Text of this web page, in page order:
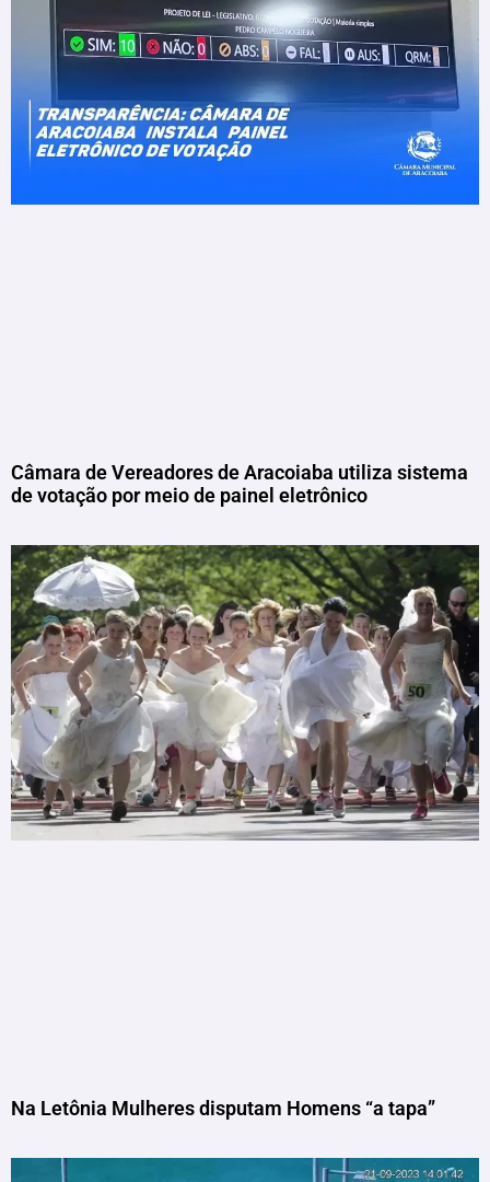
Câmara de Vereadores de Aracoiaba utiliza sistema
de votação por meio de painel eletrônico
Na Letônia Mulheres disputam Homens “a tapa”